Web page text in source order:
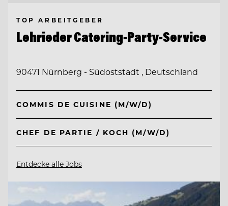
TOP ARBEITGEBER
Lehrieder Catering-Party-Service
90471 Nürnberg - Südoststadt , Deutschland
COMMIS DE CUISINE (M/W/D)
CHEF DE PARTIE / KOCH (M/W/D)
Entdecke alle Jobs